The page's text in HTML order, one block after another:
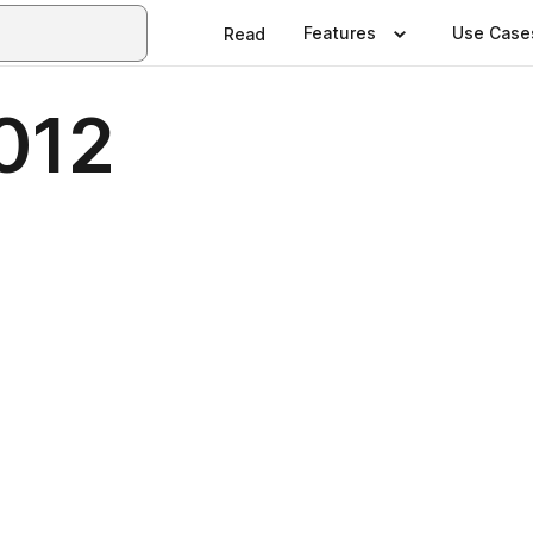
Read Features Use